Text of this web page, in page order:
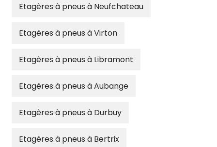
Etagères à pneus à Neufchateau
Etagères à pneus à Virton
Etagères à pneus à Libramont
Etagères à pneus à Aubange
Etagères à pneus à Durbuy
Etagères à pneus à Bertrix